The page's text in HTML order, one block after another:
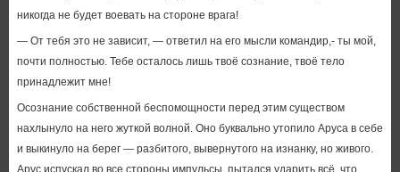
никогда не будет воевать на стороне врага!
— От тебя это не зависит, — ответил на его мысли командир,- ты мой,
почти полностью. Тебе осталось лишь твоё сознание, твоё тело
принадлежит мне!
Осознание собственной беспомощности перед этим существом
нахлынуло на него жуткой волной. Оно буквально утопило Аруса в себе
и выкинуло на берег — разбитого, вывернутого на изнанку, но живого.
Арус испускал во все стороны импульсы, пытался ударить всё, что